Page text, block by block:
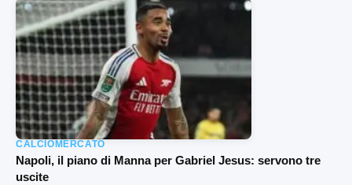
CALCIOMERCATO
Napoli, il piano di Manna per Gabriel Jesus: servono tre
uscite